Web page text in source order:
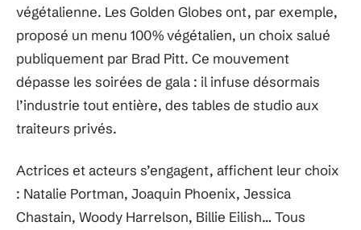
végétalienne. Les Golden Globes ont, par exemple,
proposé un menu 100% végétalien, un choix salué
publiquement par Brad Pitt. Ce mouvement
dépasse les soirées de gala : il infuse désormais
l’industrie tout entière, des tables de studio aux
traiteurs privés.
Actrices et acteurs s’engagent, affichent leur choix
: Natalie Portman, Joaquin Phoenix, Jessica
Chastain, Woody Harrelson, Billie Eilish… Tous